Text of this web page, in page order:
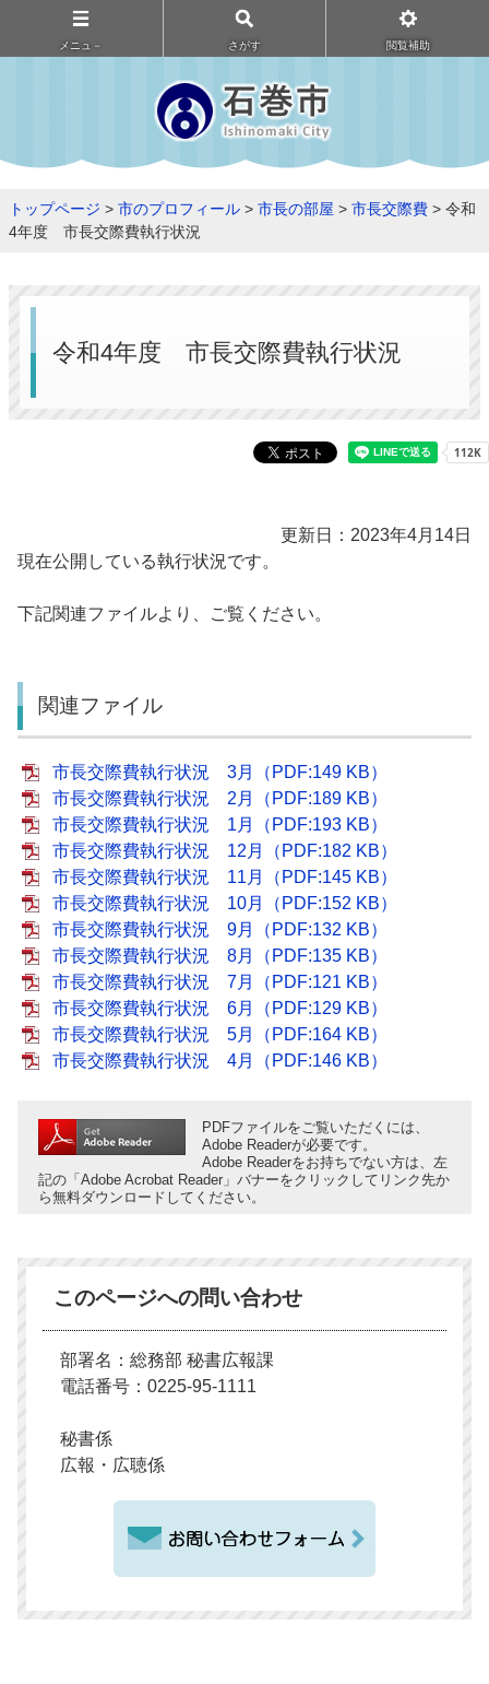
メニュ－ さがす 閲覧補助
トップページ > 市のプロフィール > 市長の部屋 > 市長交際費 > 令和
4年度 市長交際費執行状況
令和4年度 市長交際費執行状況
更新日：2023年4月14日
現在公開している執行状況です。
下記関連ファイルより、ご覧ください。
関連ファイル
市長交際費執行状況 3月（PDF:149 KB）
市長交際費執行状況 2月（PDF:189 KB）
市長交際費執行状況 1月（PDF:193 KB）
市長交際費執行状況 12月（PDF:182 KB）
市長交際費執行状況 11月（PDF:145 KB）
市長交際費執行状況 10月（PDF:152 KB）
市長交際費執行状況 9月（PDF:132 KB）
市長交際費執行状況 8月（PDF:135 KB）
市長交際費執行状況 7月（PDF:121 KB）
市長交際費執行状況 6月（PDF:129 KB）
市長交際費執行状況 5月（PDF:164 KB）
市長交際費執行状況 4月（PDF:146 KB）
PDFファイルをご覧いただくには、
Adobe Readerが必要です。
Adobe Readerをお持ちでない方は、左
記の「Adobe Acrobat Reader」バナーをクリックしてリンク先か
ら無料ダウンロードしてください。
このページへの問い合わせ
部署名：総務部 秘書広報課
電話番号：0225-95-1111
秘書係
広報・広聴係